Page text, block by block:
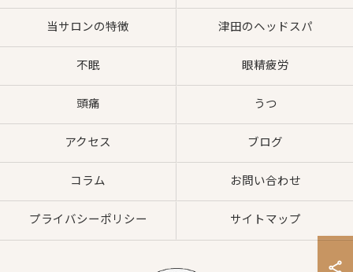
当サロンの特徴 津田のヘッドスパ
不眠 眼精疲労
頭痛 うつ
アクセス ブログ
コラム お問い合わせ
プライバシーポリシー サイトマップ